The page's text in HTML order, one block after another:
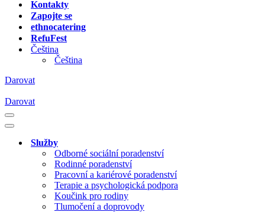
Kontakty
Zapojte se
ethnocatering
RefuFest
Čeština
Čeština
Darovat
Darovat
Navigační
menu
Navigační
Služby
Odborné sociální poradenství
Rodinné poradenství
Pracovní a kariérové poradenství
Terapie a psychologická podpora
Koučink pro rodiny
Tlumočení a doprovody